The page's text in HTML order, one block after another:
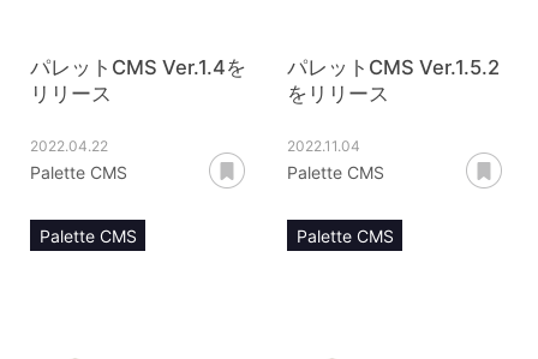
パレットCMS Ver.1.4を
リリース
2022.04.22
Palette CMS
あとで読む
Palette CMS
パレットCMS Ver.1.5.2
をリリース
2022.11.04
Palette CMS
Palette CMS